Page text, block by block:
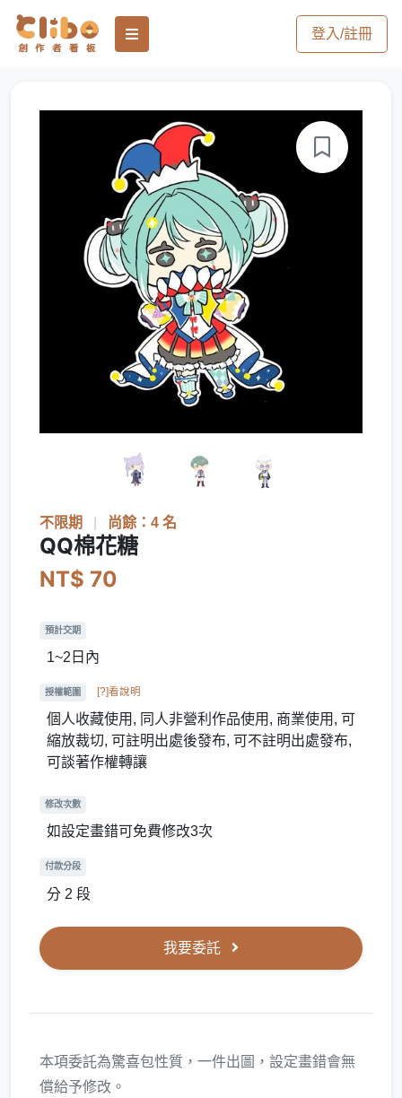
登入/註冊
不限期 尚餘：4 名
QQ棉花糖
NT$ 70
預計交期
1~2日內
授權範圍 [?]看說明
個人收藏使用, 同人非營利作品使用, 商業使用, 可
縮放裁切, 可註明出處後發布, 可不註明出處發布,
可談著作權轉讓
修改次數
如設定畫錯可免費修改3次
付款分段
分 2 段
我要委託
本項委託為驚喜包性質，一件出圖，設定畫錯會無
償給予修改。